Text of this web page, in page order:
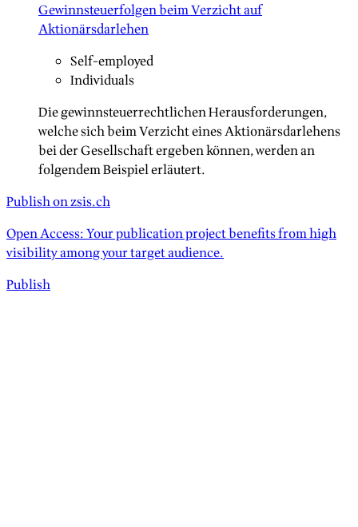
Gewinnsteuerfolgen beim Verzicht auf
Aktionärsdarlehen
Self-employed
Individuals
Die gewinnsteuerrechtlichen Herausforderungen,
welche sich beim Verzicht eines Aktionärsdarlehens
bei der Gesellschaft ergeben können, werden an
folgendem Beispiel erläutert.
Publish on zsis.ch
Open Access: Your publication project benefits from high
visibility among your target audience.
Publish